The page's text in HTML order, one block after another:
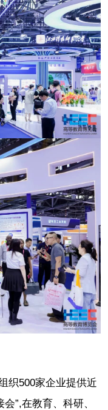
织500家企业提供近
”,在教育、科研、